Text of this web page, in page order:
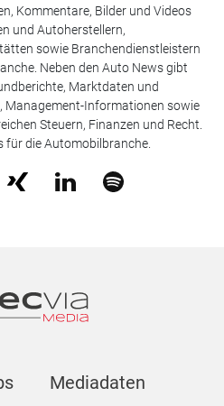
Kommentare, Bilder und Videos
und Autoherstellern,
sowie Branchendienstleistern
Neben den Auto News gibt
Marktdaten und
Management-Informationen sowie
Steuern, Finanzen und Recht.
für die Automobilbranche.
Mediadaten